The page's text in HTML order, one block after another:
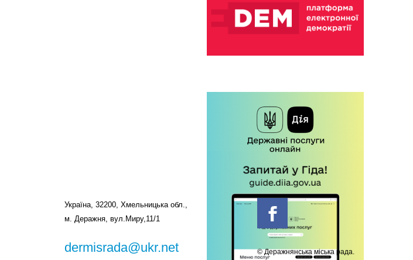
Україна, 32200, Хмельницька обл.,
м. Деражня, вул.Миру,11/1
dermisrada@ukr.net
© Деражнянська міська рада.